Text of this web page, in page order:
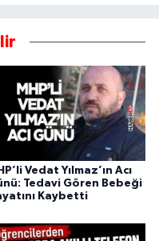
Vedat Yılmaz’ın Acı
Tedavi Gören Bebeği
Kaybetti